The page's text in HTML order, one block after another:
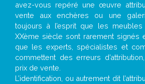
avez-vous repéré une œuvre
vente aux enchères ou une
toujours à l’esprit que les
XXème siècle sont rarement signés
que les experts, spécialistes et
commettent des erreurs
prix de vente.
L’identification, ou autrement dit